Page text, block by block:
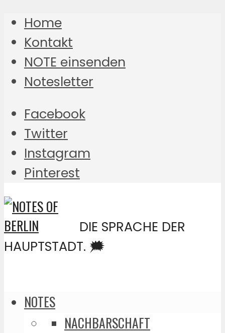
Home
Kontakt
NOTE einsenden
Notesletter
Facebook
Twitter
Instagram
Pinterest
DIE SPRACHE DER
HAUPTSTADT. 🗯️
NOTES
NACHBARSCHAFT